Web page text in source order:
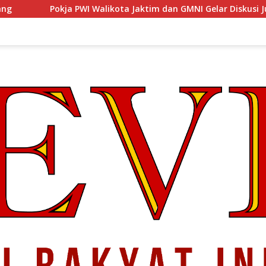
Jaktim dan GMNI Gelar Diskusi Jurnalistik, Dorong Gen